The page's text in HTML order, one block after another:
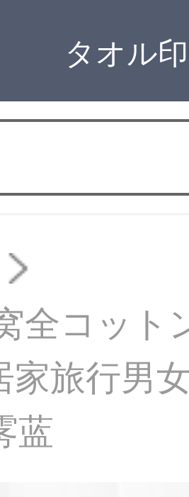
タオル
全コット
旅行男
蓝